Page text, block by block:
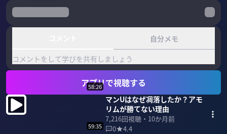
自分メモ
コメントをして学びを共有しましょう
アプリで視聴する
58:26
マンUはなぜ凋落したか？アモ
リムが勝てない理由
7,216回視聴・ 10か月前
0
4.4
59:35